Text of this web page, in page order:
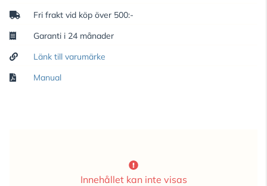
Fri frakt vid köp över 500:-
Garanti i 24 månader
Länk till varumärke
Manual
Innehållet kan inte visas